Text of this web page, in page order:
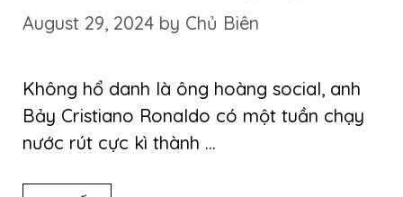
August 29, 2024 by Chủ Biên
Không hổ danh là ông hoàng social, anh
Bảy Cristiano Ronaldo có một tuần chạy
nước rút cực kì thành …